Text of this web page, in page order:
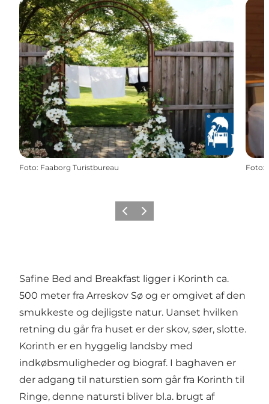
Foto: Faaborg Turistbureau Foto:
Forrige billede
Næste billede
Safine Bed and Breakfast ligger i Korinth ca.
500 meter fra Arreskov Sø og er omgivet af den
smukkeste og dejligste natur. Uanset hvilken
retning du går fra huset er der skov, søer, slotte.
Korinth er en hyggelig landsby med
indkøbsmuligheder og biograf. I baghaven er
der adgang til naturstien som går fra Korinth til
Ringe, denne natursti bliver bl.a. brugt af